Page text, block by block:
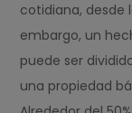
cotidiana, desde
embargo, un
puede ser
una propiedad